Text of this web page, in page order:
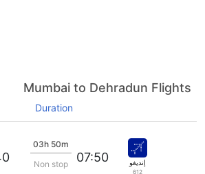
Mumbai to Dehradun Flights
Duration
إنديغو
612
07:50
03h 50m
Non stop